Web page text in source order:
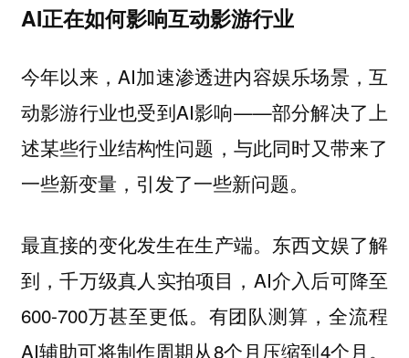
AI正在如何影响互动影游行业
今年以来，AI加速渗透进内容娱乐场景，互
动影游行业也受到AI影响——部分解决了上
述某些行业结构性问题，与此同时又带来了
一些新变量，引发了一些新问题。
最直接的变化发生在生产端。东西文娱了解
到，千万级真人实拍项目，AI介入后可降至
600-700万甚至更低。有团队测算，全流程
AI辅助可将制作周期从8个月压缩到4个月。